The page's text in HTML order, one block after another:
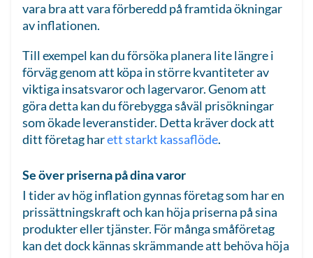
vara bra att vara förberedd på framtida ökningar
av inflationen.
Till exempel kan du försöka planera lite längre i
förväg genom att köpa in större kvantiteter av
viktiga insatsvaror och lagervaror. Genom att
göra detta kan du förebygga såväl prisökningar
som ökade leveranstider. Detta kräver dock att
ditt företag harett starkt kassaflöde.
Se över priserna på dina varor
I tider av hög inflation gynnas företag som har en
prissättningskraft och kan höja priserna på sina
produkter eller tjänster. För många småföretag
kan det dock kännas skrämmande att behöva höja